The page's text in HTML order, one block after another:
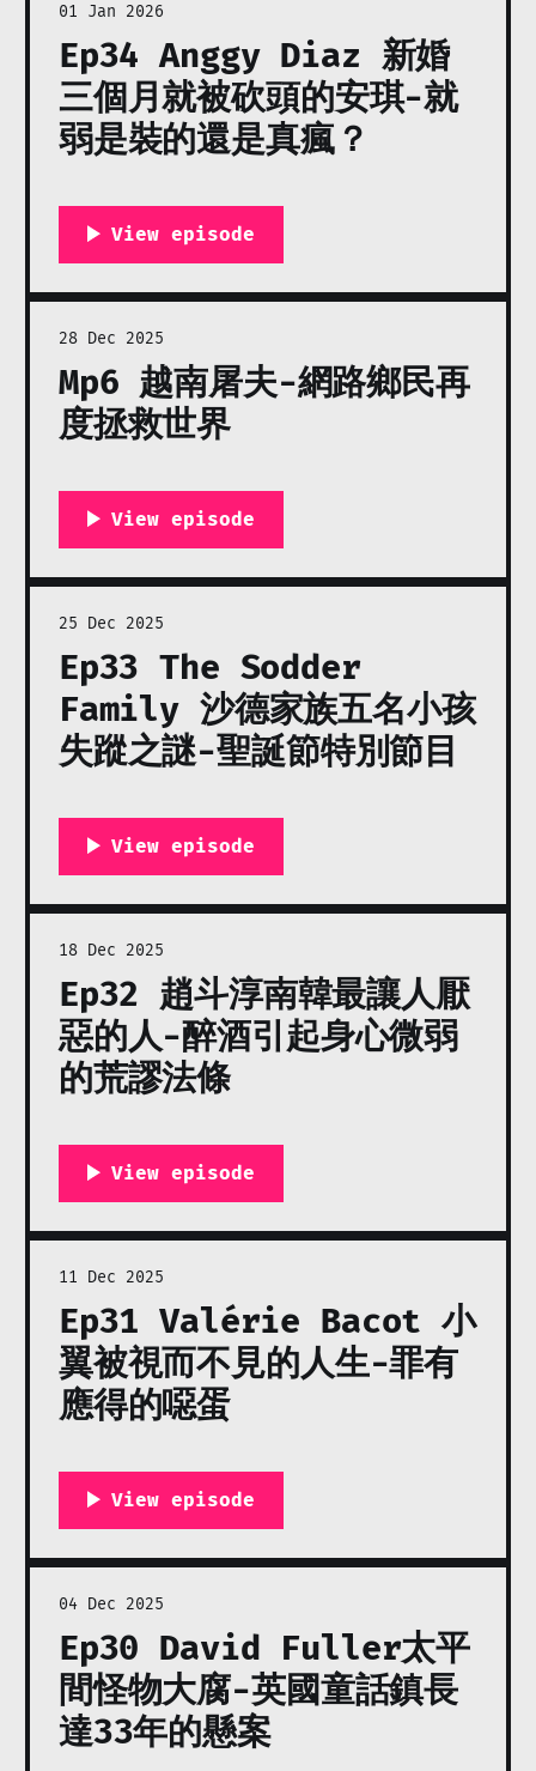
Ep34 Anggy Diaz 新婚
三個月就被砍頭的安琪-就
弱是裝的還是真瘋？
01 Jan 2026
Mp6 越南屠夫-網路鄉民再
度拯救世界
28 Dec 2025
Ep33 The Sodder
Family 沙德家族五名小孩
失蹤之謎-聖誕節特別節目
25 Dec 2025
Ep32 趙斗淳南韓最讓人厭
惡的人-醉酒引起身心微弱
的荒謬法條
18 Dec 2025
Ep31 Valérie Bacot 小
翼被視而不見的人生-罪有
應得的噁蛋
11 Dec 2025
Ep30 David Fuller太平
間怪物大腐-英國童話鎮長
達33年的懸案
04 Dec 2025